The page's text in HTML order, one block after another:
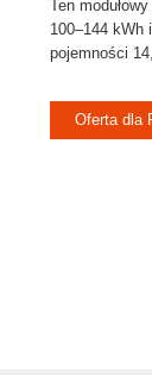
Ten
100–144 kWh
pojemności
Oferta dla